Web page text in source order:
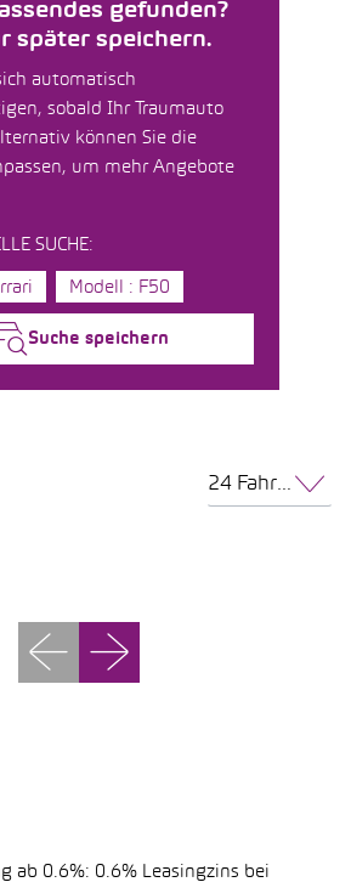
gefunden?
später speichern.
automatisch
sobald Ihr Traumauto
können Sie die
um mehr Angebote
SUCHE:
Modell : F50
Suche speichern
24 Fahrzeuge pro Seite
ab 0.6%: 0.6% Leasingzins bei